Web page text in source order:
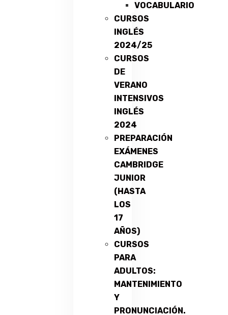
VOCABULARIO
CURSOS
INGLÉS
2024/25
CURSOS
DE
VERANO
INTENSIVOS
INGLÉS
2024
PREPARACIÓN
EXÁMENES
CAMBRIDGE
JUNIOR
(HASTA
LOS
17
AÑOS)
CURSOS
PARA
ADULTOS:
MANTENIMIENTO
Y
PRONUNCIACIÓN.